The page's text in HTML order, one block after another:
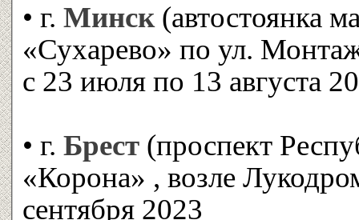
• г. Минск(автостоянка
«Сухарево» по ул.
с 23 июля по 13 августа
• г. Брест (проспект
«Корона» , возле
сентября 2023